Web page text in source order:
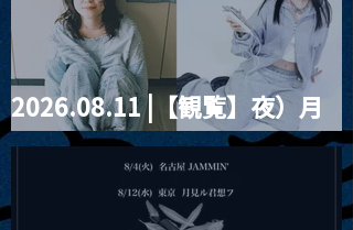
ツ」
2026.08.11 |【観覧】夜）月
見ル君想フpre. Sugar Shock